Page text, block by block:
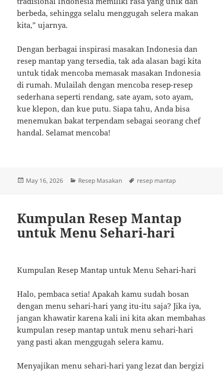
berbeda, sehingga selalu menggugah selera makan
kita,” ujarnya.
Dengan berbagai inspirasi masakan Indonesia dan
resep mantap yang tersedia, tak ada alasan bagi kita
untuk tidak mencoba memasak masakan Indonesia
di rumah. Mulailah dengan mencoba resep-resep
sederhana seperti rendang, sate ayam, soto ayam,
kue klepon, dan kue putu. Siapa tahu, Anda bisa
menemukan bakat terpendam sebagai seorang chef
handal. Selamat mencoba!
Posted
May 16, 2026 Categories
Resep Masakan Tags
resep mantap
Kumpulan Resep Mantap
untuk Menu Sehari-hari
Kumpulan Resep Mantap untuk Menu Sehari-hari
Halo, pembaca setia! Apakah kamu sudah bosan
dengan menu sehari-hari yang itu-itu saja? Jika iya,
jangan khawatir karena kali ini kita akan membahas
kumpulan resep mantap untuk menu sehari-hari
yang pasti akan menggugah selera kamu.
Menyajikan menu sehari-hari yang lezat dan bergizi